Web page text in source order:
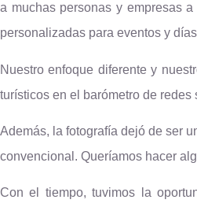
a muchas personas y empresas
personalizadas para eventos y
Nuestro enfoque diferente y
turísticos en el barómetro de
Además, la fotografía dejó de ser
convencional. Queríamos hacer
Con el tiempo, tuvimos la